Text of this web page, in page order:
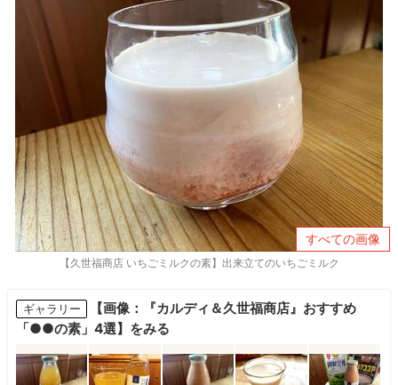
すべての画像
【久世福商店 いちごミルクの素】出来立てのいちごミルク
ギャラリー
【画像：『カルディ＆久世福商店』おすすめ
「●●の素」4選】をみる